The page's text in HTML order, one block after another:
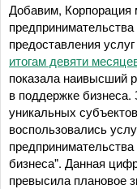
Добавим, Корпорация
предоставления
итогам девяти
показала наивысший
в поддержке
уникальных
воспользовались
бизнеса". Данная
превысила плановое